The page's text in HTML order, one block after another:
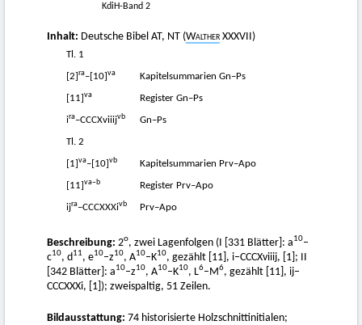
KdiH-Band 2
Inhalt: Deutsche Bibel AT, NT (Walther XXXVII)
Tl. 1
[2] ra–[10] va Kapitelsummarien Gn–Ps
[11] va Register Gn–Ps
ira–CCCXviiijvb Gn–Ps
Tl. 2
[1] va–[10] vb Kapitelsummarien Prv–Apo
[11] va–b Register Prv–Apo
ijra–CCCXXXivb Prv–Apo
Beschreibung: 2o, zwei Lagenfolgen (I [331 Blätter]: a10–
c10, d11, e10–z10, A10–K10, gezählt [11], i–CCCXviiij, [1]; II
[342 Blätter]: a10–z10, A10–K10, L6–M6, gezählt [11], ij–
CCCXXXi, [1]); zweispaltig, 51 Zeilen.
Bildausstattung: 74 historisierte Holzschnittinitialen;